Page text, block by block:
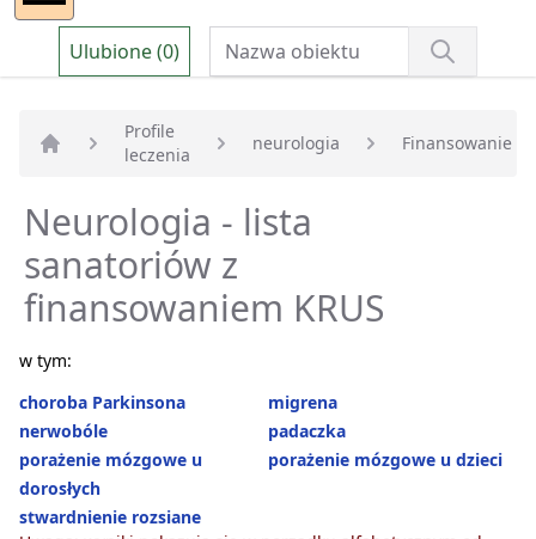
Ulubione (0)
Strona główna
Profile
leczenia
neurologia Finansowanie
Neurologia - lista
sanatoriów z
finansowaniem KRUS
w tym:
choroba Parkinsona
migrena
nerwobóle
padaczka
porażenie mózgowe u
dorosłych
porażenie mózgowe u dzieci
stwardnienie rozsiane